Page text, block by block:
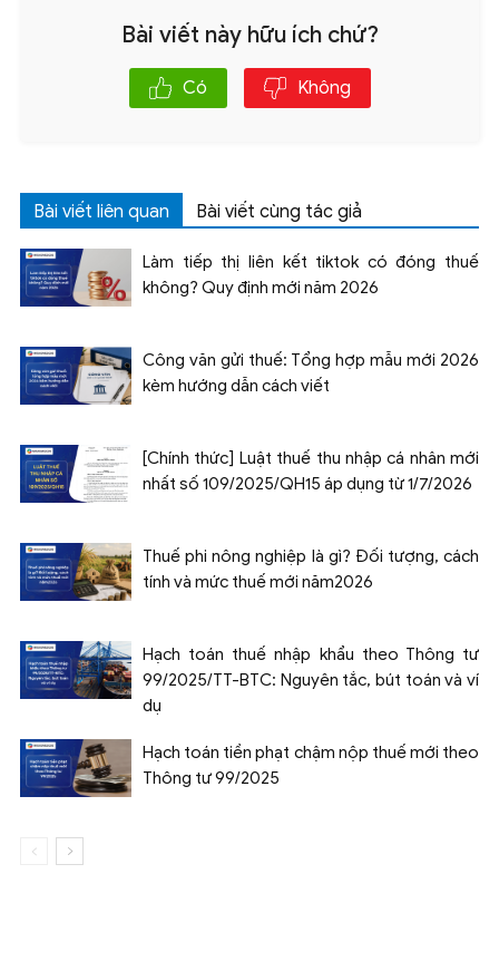
Bài viết này hữu ích chứ?
Có Không
Bài viết liên quan Bài viết cùng tác giả
Làm tiếp thị liên kết tiktok có đóng thuế
không? Quy định mới năm 2026
Công văn gửi thuế: Tổng hợp mẫu mới 2026
kèm hướng dẫn cách viết
[Chính thức] Luật thuế thu nhập cá nhân mới
nhất số 109/2025/QH15 áp dụng từ 1/7/2026
Thuế phi nông nghiệp là gì? Đối tượng, cách
tính và mức thuế mới năm2026
Hạch toán thuế nhập khẩu theo Thông tư
99/2025/TT-BTC: Nguyên tắc, bút toán và ví
dụ
Hạch toán tiền phạt chậm nộp thuế mới theo
Thông tư 99/2025